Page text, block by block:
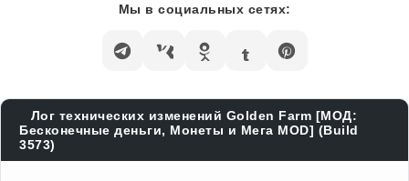
Мы в социальных сетях:
Лог технических изменений Golden Farm [МОД:
Бесконечные деньги, Монеты и Мега MOD] (Build
3573)